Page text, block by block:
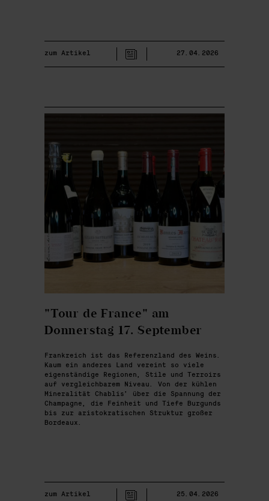
zum Artikel 27.04.2026
"Tour de France" am
Donnerstag 17. September
Frankreich ist das Referenzland des Weins.
Kaum ein anderes Land vereint so viele
eigenständige Regionen, Stile und Terroirs
auf vergleichbarem Niveau. Von der kühlen
Mineralität Chablis’ über die Spannung der
Champagne, die Feinheit und Tiefe Burgunds
bis zur aristokratischen Struktur großer
Bordeaux.
zum Artikel 25.04.2026